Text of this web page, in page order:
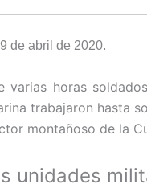
de abril de 2020.
varias horas
trabajaron hasta
montañoso de la
unidades